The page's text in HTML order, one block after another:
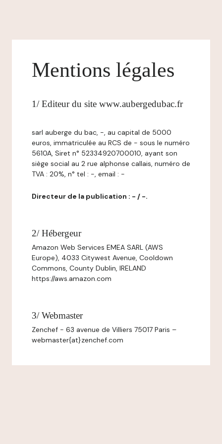
Mentions légales
1/ Editeur du site www.aubergedubac.fr
sarl auberge du bac, -, au capital de 5000
euros, immatriculée au RCS de - sous le numéro
5610A, Siret n° 52334920700010, ayant son
siège social au 2 rue alphonse callais, numéro de
TVA : 20%, n° tel : -, email : -
Directeur de la publication : - / -.
2/ Hébergeur
Amazon Web Services EMEA SARL (AWS
Europe), 4033 Citywest Avenue, Cooldown
Commons, County Dublin, IRELAND
https://aws.amazon.com
3/ Webmaster
Zenchef - 63 avenue de Villiers 75017 Paris –
webmaster{at}zenchef.com